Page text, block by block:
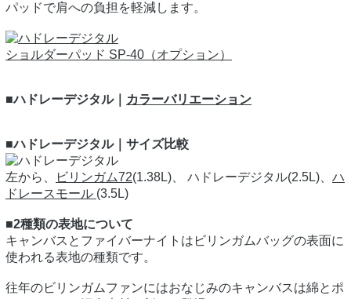
パッドで肩への負担を軽減します。
ショルダーパッド SP-40（オプション）
■ハドレーデジタル｜ カラーバリエーション
■ハドレーデジタル｜サイズ比較
左から、 ビリンガム72(1.38L)、 ハドレーデジタル(2.5L)、 ハ
ドレースモール (3.5L)
■2種類の表地について
キャンバスとファイバーナイトはビリンガムバッグの表面に
使われる表地の種類です。
往年のビリンガムファンにはおなじみのキャンバスは綿とポ